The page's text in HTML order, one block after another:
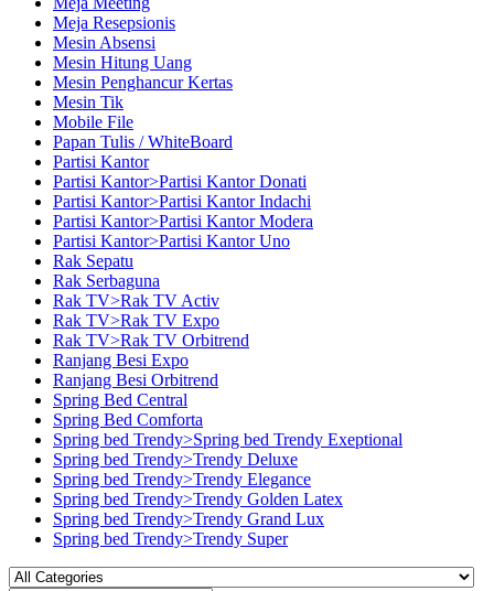
Meja Resepsionis
Mesin Absensi
Mesin Hitung Uang
Mesin Penghancur Kertas
Mesin Tik
Mobile File
Papan Tulis / WhiteBoard
Partisi Kantor
Partisi Kantor>Partisi Kantor Donati
Partisi Kantor>Partisi Kantor Indachi
Partisi Kantor>Partisi Kantor Modera
Partisi Kantor>Partisi Kantor Uno
Rak Sepatu
Rak Serbaguna
Rak TV>Rak TV Activ
Rak TV>Rak TV Expo
Rak TV>Rak TV Orbitrend
Ranjang Besi Expo
Ranjang Besi Orbitrend
Spring Bed Central
Spring Bed Comforta
Spring bed Trendy>Spring bed Trendy Exeptional
Spring bed Trendy>Trendy Deluxe
Spring bed Trendy>Trendy Elegance
Spring bed Trendy>Trendy Golden Latex
Spring bed Trendy>Trendy Grand Lux
Spring bed Trendy>Trendy Super